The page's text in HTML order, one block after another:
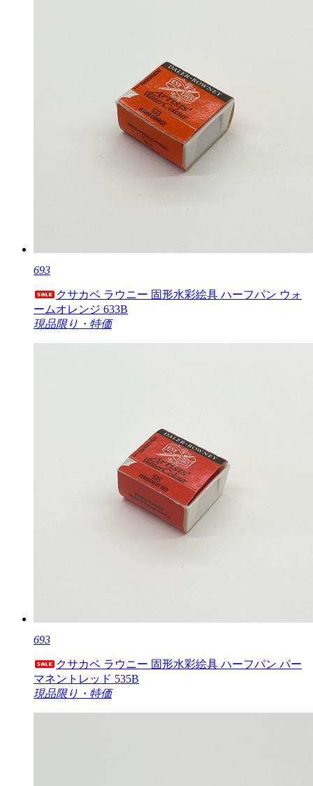
693
クサカベ ラウニー 固形水彩絵具 ハーフパン ウォ
ームオレンジ 633B
現品限り・特価
693
クサカベ ラウニー 固形水彩絵具 ハーフパン パー
マネントレッド 535B
現品限り・特価